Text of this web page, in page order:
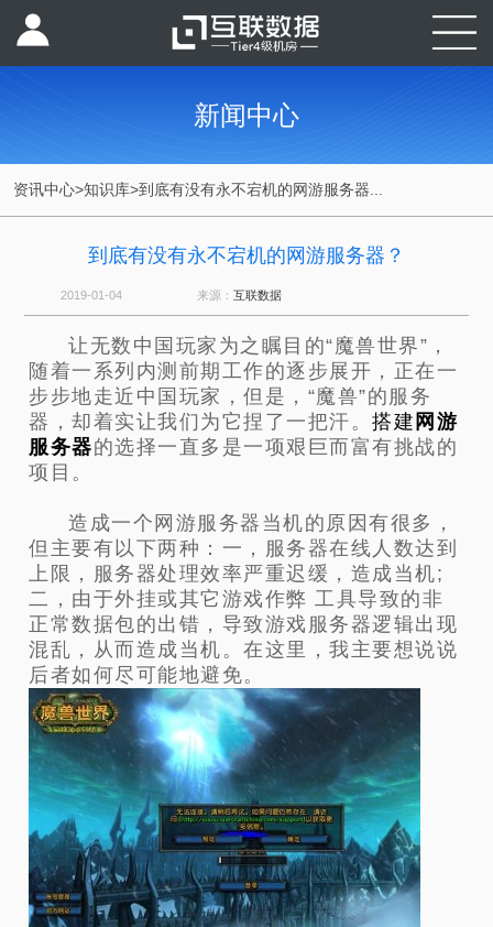
新闻中心
资讯中心>知识库>到底有没有永不宕机的网游服务器...
到底有没有永不宕机的网游服务器？
2019-01-04 来源： 互联数据
让无数中国玩家为之瞩目的“魔兽世界”，
随着一系列内测前期工作的逐步展开，正在一
步步地走近中国玩家，但是，“魔兽”的服务
器，却着实让我们为它捏了一把汗。搭建 网游
服务器的选择一直多是一项艰巨而富有挑战的
项目。
造成一个网游服务器当机的原因有很多，
但主要有以下两种：一，服务器在线人数达到
上限，服务器处理效率严重迟缓，造成当机;
二，由于外挂或其它游戏作弊 工具导致的非
正常数据包的出错，导致游戏服务器逻辑出现
混乱，从而造成当机。在这里，我主要想说说
后者如何尽可能地避免。